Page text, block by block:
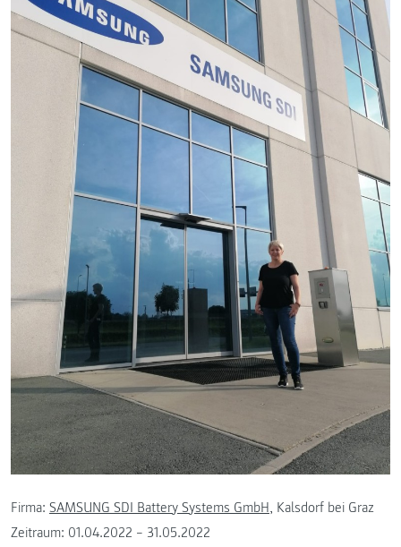
Firma: SAMSUNG SDI Battery Systems GmbH, Kalsdorf bei Graz
Zeitraum: 01.04.2022 – 31.05.2022